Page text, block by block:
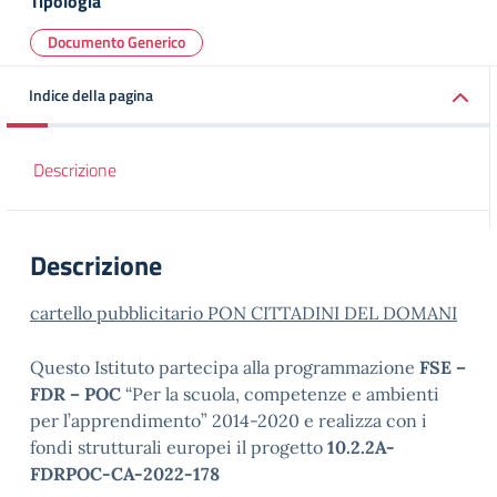
Documento Generico
Indice della pagina
Descrizione
Descrizione
cartello pubblicitario PON CITTADINI DEL DOMANI
Questo Istituto partecipa alla programmazione FSE –
FDR – POC “Per la scuola, competenze e ambienti
per l’apprendimento” 2014-2020 e realizza con i
fondi strutturali europei il progetto 10.2.2A-
FDRPOC-CA-2022-178